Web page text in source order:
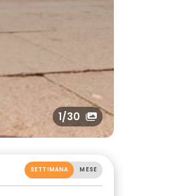
1/30
SETTIMANA MESE